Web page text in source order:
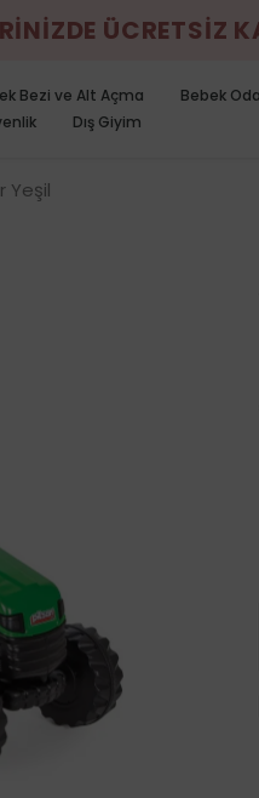
ÜCRETSİZ
Bezi ve Alt Açma Bebek
Dış Giyim
Yeşil